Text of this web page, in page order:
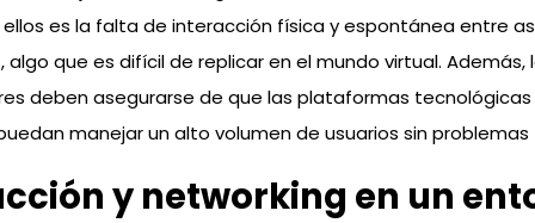
ellos es la falta de interacción física y espontánea entre
algo que es difícil de replicar en el mundo virtual. Además,
deben asegurarse de que las plataformas
manejar un alto volumen de usuarios sin
y networking en un